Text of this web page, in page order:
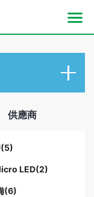
供應商
(5)
LED(2)
(6)